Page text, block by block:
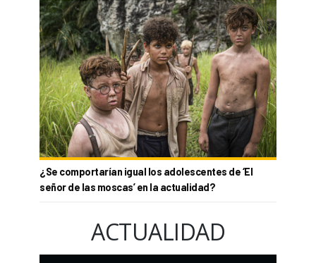
¿Se comportarían igual los adolescentes de ‘El
señor de las moscas’ en la actualidad?
ACTUALIDAD